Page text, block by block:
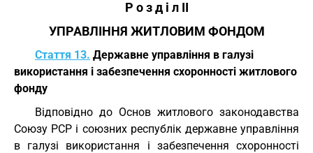
Р о з д і л II
УПРАВЛІННЯ ЖИТЛОВИМ ФОНДОМ
Стаття 13. Державне управління в галузі
використання і забезпечення схоронності житлового
фонду
Відповідно до Основ житлового законодавства
Союзу РСР і союзних республік державне управління
в галузі використання і забезпечення схоронності